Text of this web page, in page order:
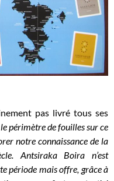
pas livré tous ses
périmètre de fouilles sur ce
notre connaissance de la
Antsiraka Boira n’est
période mais offre, grâce à